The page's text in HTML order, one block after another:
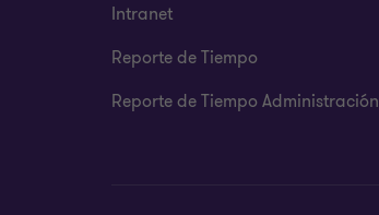
Intranet
Reporte de Tiempo
Reporte de Tiempo Administración